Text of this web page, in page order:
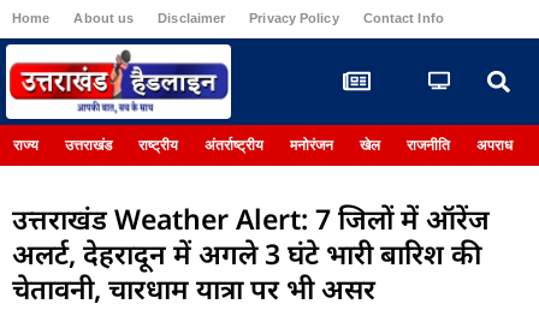
Home About us Disclaimer Privacy Policy Contact Info
राज्य उत्तराखंड राष्ट्रीय अंतर्राष्ट्रीय मनोरंजन खेल राजनीति अपराध
उत्तराखंड Weather Alert: 7 जिलों में ऑरेंज
अलर्ट, देहरादून में अगले 3 घंटे भारी बारिश की
चेतावनी, चारधाम यात्रा पर भी असर